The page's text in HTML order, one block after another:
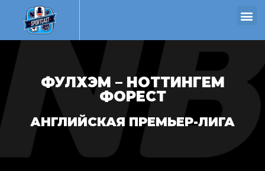
ФУЛХЭМ – НОТТИНГЕМ
ФОРЕСТ
АНГЛИЙСКАЯ ПРЕМЬЕР-ЛИГА